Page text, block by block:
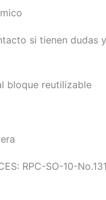
si tienen dudas
bloque reutilizable
RPC-SO-10-